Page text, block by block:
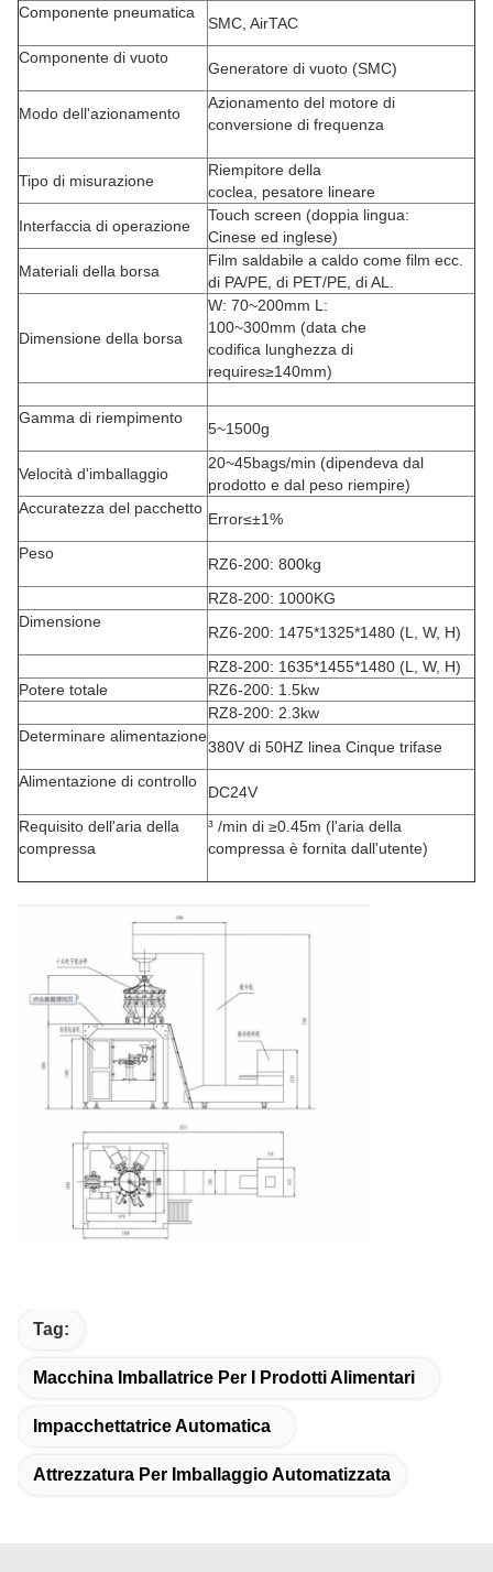
Componente pneumatica
SMC, AirTAC
Componente di vuoto
Generatore di vuoto (SMC)
Modo dell'azionamento
Azionamento del motore di
conversione di frequenza
Tipo di misurazione
Riempitore della
coclea, pesatore lineare
Interfaccia di operazione
Touch screen (doppia lingua:
Cinese ed inglese)
Materiali della borsa
Film saldabile a caldo come film ecc.
di PA/PE, di PET/PE, di AL.
Dimensione della borsa
W: 70~200mm L:
100~300mm (data che
codifica lunghezza di
requires≥140mm)
Gamma di riempimento
5~1500g
Velocità d'imballaggio
20~45bags/min (dipendeva dal
prodotto e dal peso riempire)
Accuratezza del pacchetto
Error≤±1%
Peso
RZ6-200: 800kg
RZ8-200: 1000KG
Dimensione
RZ6-200: 1475*1325*1480 (L, W, H)
RZ8-200: 1635*1455*1480 (L, W, H)
Potere totale
RZ6-200: 1.5kw
RZ8-200: 2.3kw
Determinare alimentazione
380V di 50HZ linea Cinque trifase
Alimentazione di controllo
DC24V
Requisito dell'aria della
compressa
³ /min di ≥0.45m (l'aria della
compressa è fornita dall'utente)
Tag:
Macchina Imballatrice Per I Prodotti Alimentari
Impacchettatrice Automatica
Attrezzatura Per Imballaggio Automatizzata